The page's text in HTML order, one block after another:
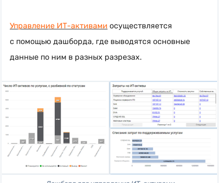
Управление ИТ-активами осуществляется
с помощью дашборда, где выводятся основные
данные по ним в разных разрезах.